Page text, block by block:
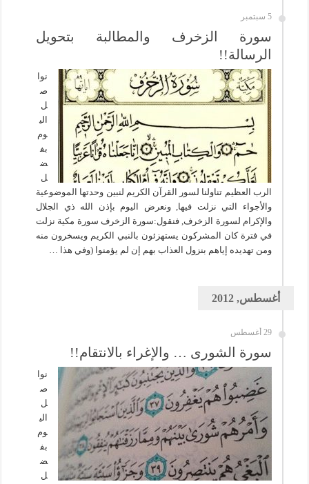
5 سبتمبر
سورة الزخرف والمطالبة بتحويل
الرسالة!!
نوا
ص
ل
الي
وم
بف
ض
ل
الرب العظيم تناولنا لسور القرآن الكريم لنبين وحدتها الموضوعية
والأجواء التي نزلت فيها, ونعرض اليوم بإذن الله ذي الجلال
والإكرام لسورة الزخرف, فنقول:سورة الزخرف سورة مكية نزلت
في فترة كان المشركون يستهزئون بالنبي الكريم ويسخرون منه
ومن تهديده إياهم بنزول العذاب بهم إن لم يؤمنوا (وفي هذا …
أغسطس, 2012
29 أغسطس
سورة الشورى … والإغراء بالانتقام!!
نوا
ص
ل
الي
وم
بف
ض
ل